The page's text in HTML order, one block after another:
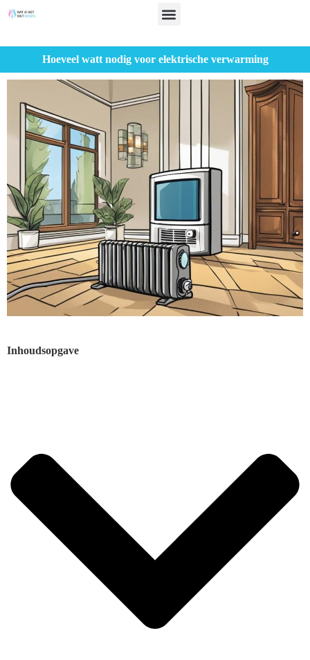
Hoeveel watt nodig voor elektrische verwarming
Inhoudsopgave